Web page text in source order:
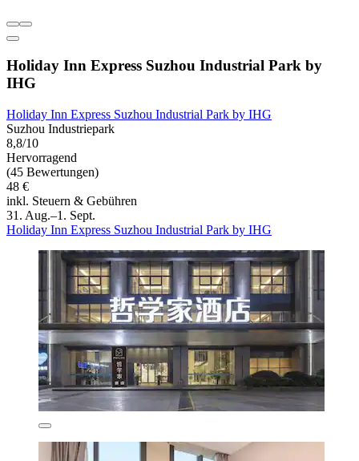
Holiday Inn Express Suzhou Industrial Park by
IHG
Holiday Inn Express Suzhou Industrial Park by IHG
Suzhou Industriepark
8,8/10
Hervorragend
(45 Bewertungen)
48 €
inkl. Steuern & Gebühren
31. Aug.–1. Sept.
Holiday Inn Express Suzhou Industrial Park by IHG